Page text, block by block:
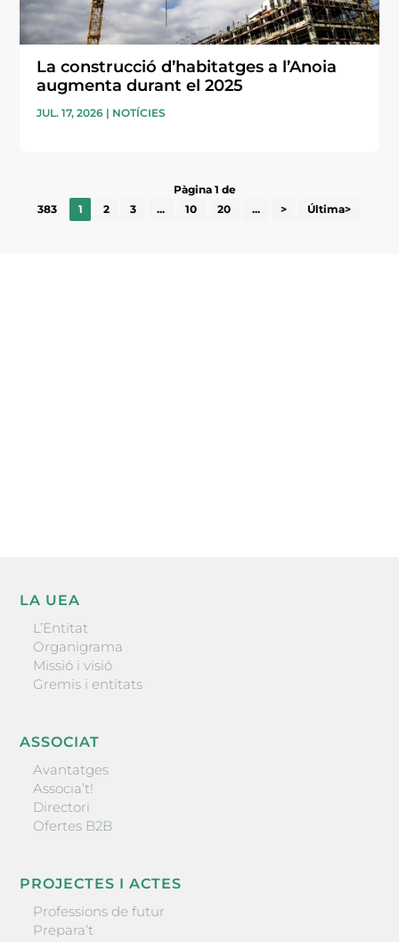
La construcció d’habitatges a l’Anoia
augmenta durant el 2025
JUL. 17, 2026 | NOTÍCIES
Pàgina 1 de
383
1 2 3 ... 10 20 ... > Última>
LA UEA
L’Entitat
Organigrama
Missió i visió
Gremis i entitats
ASSOCIAT
Avantatges
Associa’t!
Directori
Ofertes B2B
PROJECTES I ACTES
Professions de futur
Prepara’t